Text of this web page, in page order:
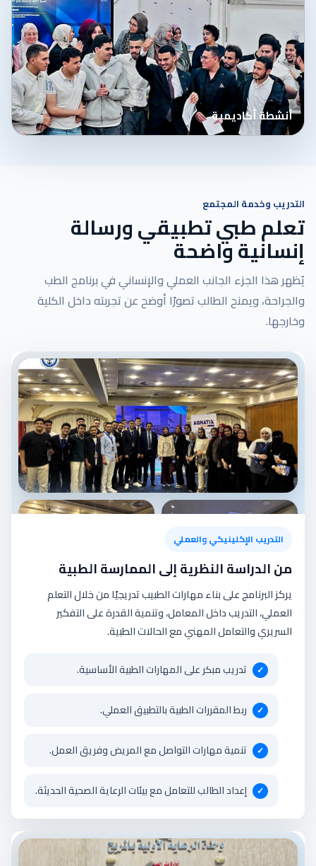
أنشطة أكاديمية
التدريب وخدمة المجتمع
تعلم طبي تطبيقي ورسالة
إنسانية واضحة
يُظهر هذا الجزء الجانب العملي والإنساني في برنامج الطب
والجراحة، ويمنح الطالب تصورًا أوضح عن تجربته داخل الكلية
وخارجها.
التدريب الإكلينيكي والعملي
من الدراسة النظرية إلى الممارسة الطبية
يركز البرنامج على بناء مهارات الطبيب تدريجيًا من خلال التعلم
العملي، التدريب داخل المعامل، وتنمية القدرة على التفكير
السريري والتعامل المهني مع الحالات الطبية.
تدريب مبكر على المهارات الطبية الأساسية.
ربط المقررات الطبية بالتطبيق العملي.
تنمية مهارات التواصل مع المريض وفريق العمل.
إعداد الطالب للتعامل مع بيئات الرعاية الصحية الحديثة.